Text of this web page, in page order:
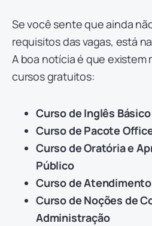
Se você sente que ainda
requisitos das vagas, está
A boa notícia é que existem
cursos gratuitos:
Curso de Inglês
Curso de Pacote
Curso de Oratória e
Público
Curso de
Curso de Noções de
Administração